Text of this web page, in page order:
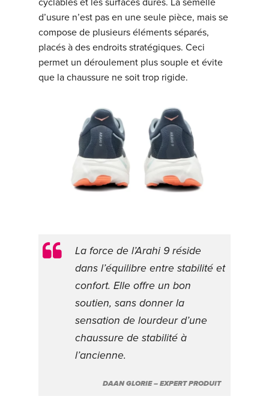
cyclables et les surfaces dures. La semelle
d’usure n’est pas en une seule pièce, mais se
compose de plusieurs éléments séparés,
placés à des endroits stratégiques. Ceci
permet un déroulement plus souple et évite
que la chaussure ne soit trop rigide.
La force de l’Arahi 9 réside
dans l’équilibre entre stabilité et
confort. Elle offre un bon
soutien, sans donner la
sensation de lourdeur d’une
chaussure de stabilité à
l’ancienne.
DAAN GLORIE – EXPERT PRODUIT